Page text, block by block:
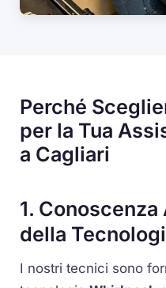
Perché
per la Tua
a Cagliari
1.
della
I nostri tecnici sono